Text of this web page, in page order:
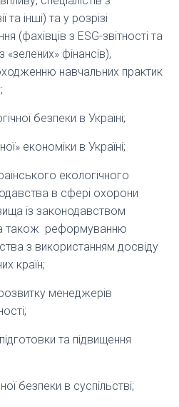
та інші) та у розрізі
(фахівців з ESG-звітності та
«зелених» фінансів),
навчальних практик
безпеки в Україні;
економіки в Україні;
екологічного
в сфері охорони
із законодавством
також реформуванню
з використанням досвіду
країн;
менеджерів
та підвищення
безпеки в суспільстві;